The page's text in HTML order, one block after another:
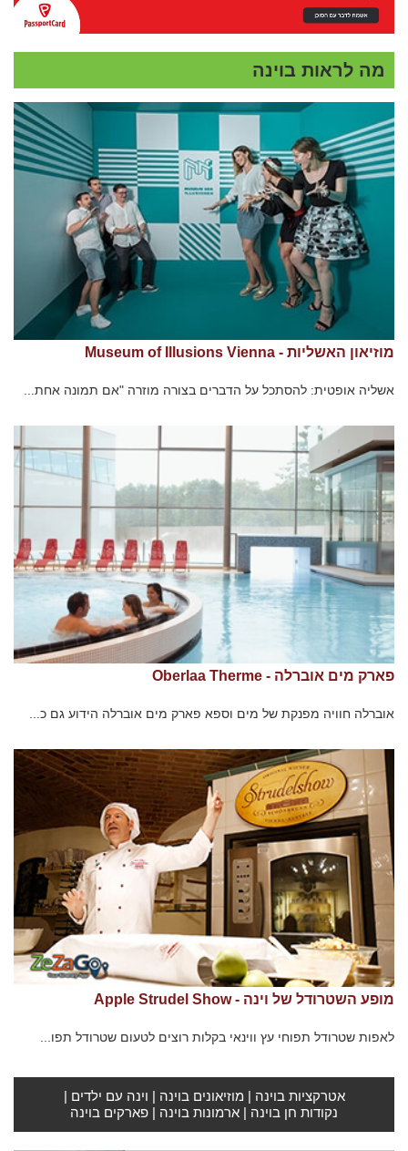
מה לראות בוינה
מוזיאון האשליות - Museum of Illusions Vienna
אשליה אופטית: להסתכל על הדברים בצורה מוזרה "אם תמונה אחת...
פארק מים אוברלה - Oberlaa Therme
אוברלה חוויה מפנקת של מים וספא פארק מים אוברלה הידוע גם כ...
מופע השטרודל של וינה - Apple Strudel Show
לאפות שטרודל תפוחי עץ ווינאי בקלות רוצים לטעום שטרודל תפו...
אטרקציות בוינה | מוזיאונים בוינה | וינה עם ילדים |
נקודות חן בוינה | ארמונות בוינה | פארקים בוינה